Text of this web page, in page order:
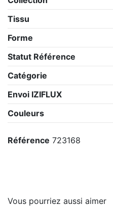
Tissu
Forme
Statut Référence
Catégorie
Envoi IZIFLUX
Couleurs
Référence 723168
Vous pourriez aussi aimer